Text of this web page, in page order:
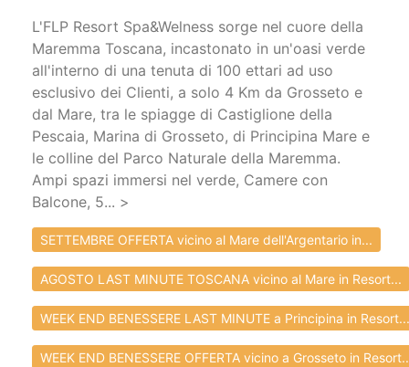
L'FLP Resort Spa&Welness sorge nel cuore della
Maremma Toscana, incastonato in un'oasi verde
all'interno di una tenuta di 100 ettari ad uso
esclusivo dei Clienti, a solo 4 Km da Grosseto e
dal Mare, tra le spiagge di Castiglione della
Pescaia, Marina di Grosseto, di Principina Mare e
le colline del Parco Naturale della Maremma.
Ampi spazi immersi nel verde, Camere con
Balcone, 5... >
SETTEMBRE OFFERTA vicino al Mare dell'Argentario in...
AGOSTO LAST MINUTE TOSCANA vicino al Mare in Resort...
WEEK END BENESSERE LAST MINUTE a Principina in Resort...
WEEK END BENESSERE OFFERTA vicino a Grosseto in